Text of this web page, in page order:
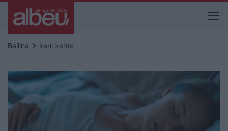
Ballina keyboard_arrow_right keni xehte